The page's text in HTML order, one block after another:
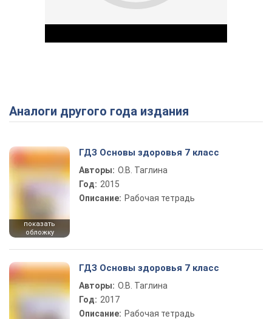
Play Video
Аналоги другого года издания
показать
обложку
ГДЗ Основы здоровья 7 класс
Авторы: О.В. Таглина
Год: 2015
Описание: Рабочая тетрадь
ГДЗ Основы здоровья 7 класс
Авторы: О.В. Таглина
Год: 2017
Описание: Рабочая тетрадь